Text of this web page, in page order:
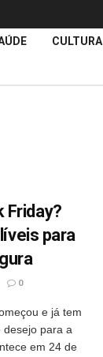
CULTURA
Friday?
para
0
e já tem
desejo para a
em 24 de